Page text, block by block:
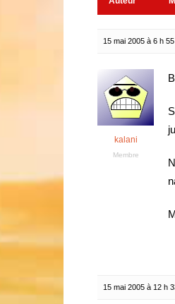
15 mai 2005 à 6 h
kalani
Membre
15 mai 2005 à 12 h